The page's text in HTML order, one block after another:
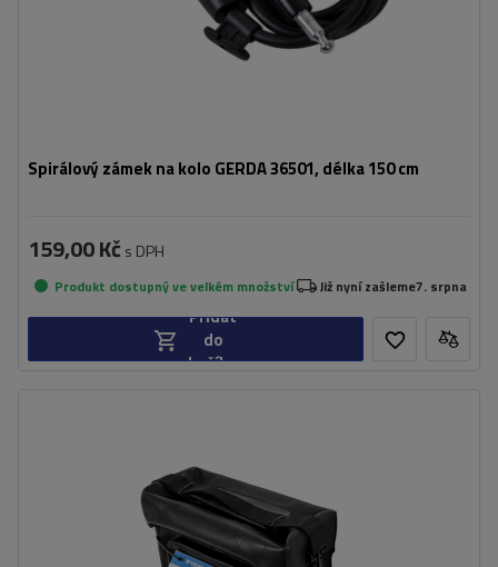
Spirálový zámek na kolo GERDA 36501, délka 150 cm
159,00 Kč s DPH
Produkt dostupný ve velkém množství Již nyní zašleme7. srpna
Přidat
do
košíku